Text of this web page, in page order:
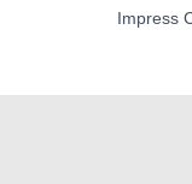
Impress